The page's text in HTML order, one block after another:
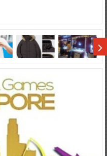
di
Wisata
Sumatera